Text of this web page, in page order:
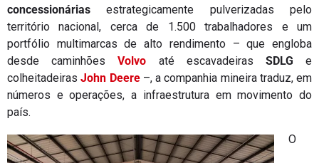
concessionárias estrategicamente pulverizadas pelo
território nacional, cerca de 1.500 trabalhadores e um
portfólio multimarcas de alto rendimento – que engloba
desde caminhõesVolvo até escavadeiras SDLG e
colheitadeirasJohn Deere–, a companhia mineira traduz, em
números e operações, a infraestrutura em movimento do
país.
O